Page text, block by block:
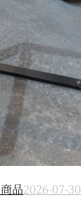
品2026-07-30